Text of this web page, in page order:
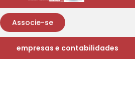
Associe-se
empresas e contabilidades